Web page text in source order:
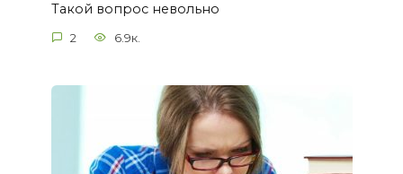
Такой вопрос невольно
2 6.9к.